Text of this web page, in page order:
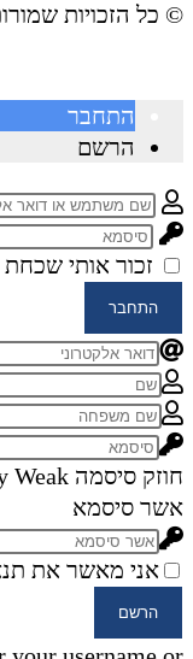
© ​כל הזכויות
התחבר
הרשם
זכור אותי שכחת
התחבר
חוזק סיסמה Weak
אשר סיסמא
אני מאשר את
הרשם